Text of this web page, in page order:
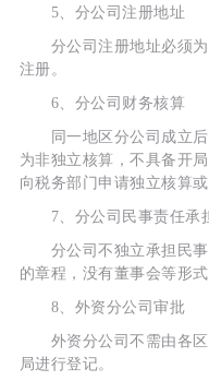
5、分公司注册地址
分公司注册地址必须为
注册。
6、分公司财务核算
同一地区分公司成立后
为非独立核算，不具备开
向税务部门申请独立核算
7、分公司民事责任承
分公司不独立承担民事
的章程，没有董事会等形
8、外资分公司审批
外资分公司不需由各区
局进行登记。